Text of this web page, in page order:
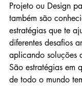
Projeto ou Design
também são
estratégias que te
diferentes desafios
aplicando soluções
São estratégias em
de todo o mundo